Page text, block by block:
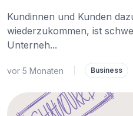
Kundinnen und Kunden
wiederzukommen, ist
Unterneh...
vor 5 Monaten Business